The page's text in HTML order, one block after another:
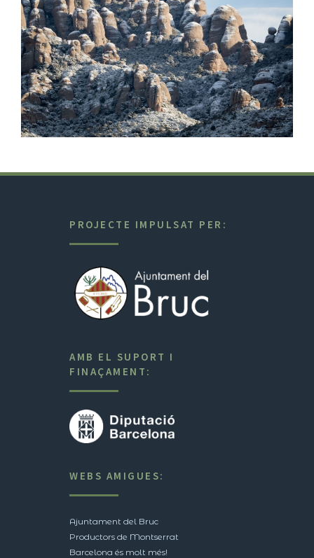
PROJECTE IMPULSAT PER:
AMB EL SUPORT I
FINAÇAMENT:
WEBS AMIGUES:
Ajuntament del Bruc
Productors de Montserrat
Barcelona és molt més!